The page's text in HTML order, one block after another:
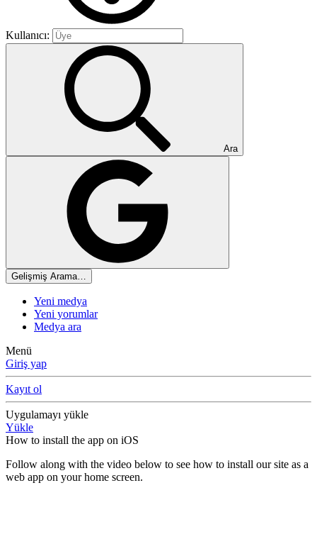
Kullanıcı:
Ara
Gelişmiş Arama…
Yeni medya
Yeni yorumlar
Medya ara
Menü
Giriş yap
Kayıt ol
Uygulamayı yükle
Yükle
How to install the app on iOS
Follow along with the video below to see how to install our site as a
web app on your home screen.